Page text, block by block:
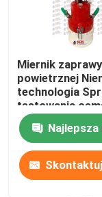
Miernik zaprawy
powietrznej
technologia
testowania
Najlepsza